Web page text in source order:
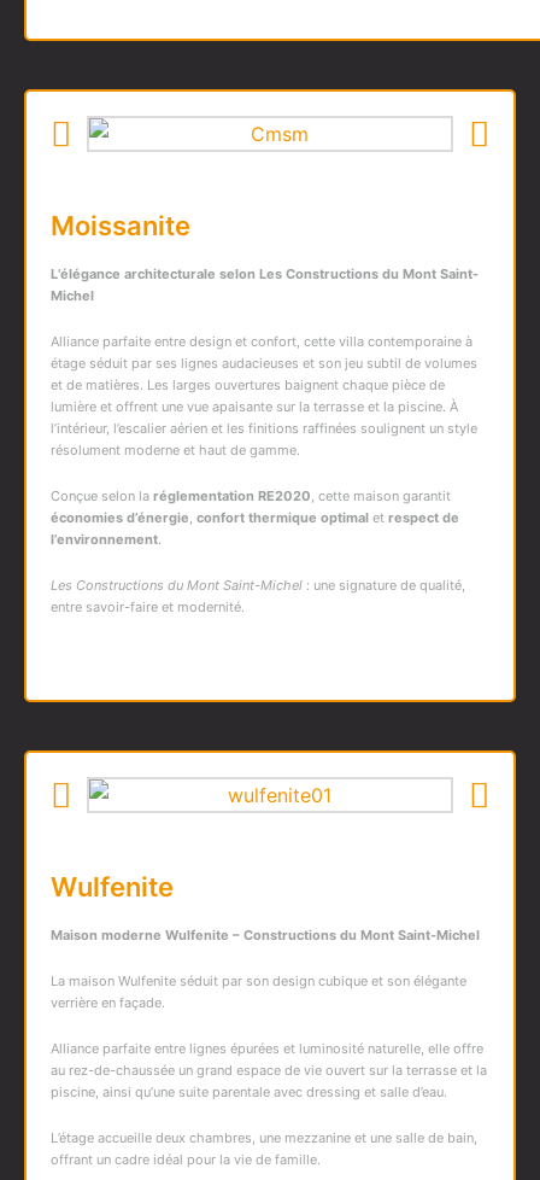
Moissanite
L’élégance architecturale selon Les Constructions du Mont Saint-
Michel
Alliance parfaite entre design et confort, cette villa contemporaine à
étage séduit par ses lignes audacieuses et son jeu subtil de volumes
et de matières. Les larges ouvertures baignent chaque pièce de
lumière et offrent une vue apaisante sur la terrasse et la piscine. À
l’intérieur, l’escalier aérien et les finitions raffinées soulignent un style
résolument moderne et haut de gamme.
Conçue selon la réglementation RE2020, cette maison garantit
économies d’énergie, confort thermique optimal et respect de
l’environnement.
Les Constructions du Mont Saint-Michel : une signature de qualité,
entre savoir-faire et modernité.
Wulfenite
Maison moderne Wulfenite – Constructions du Mont Saint-Michel
La maison Wulfenite séduit par son design cubique et son élégante
verrière en façade.
Alliance parfaite entre lignes épurées et luminosité naturelle, elle offre
au rez-de-chaussée un grand espace de vie ouvert sur la terrasse et la
piscine, ainsi qu’une suite parentale avec dressing et salle d’eau.
L’étage accueille deux chambres, une mezzanine et une salle de bain,
offrant un cadre idéal pour la vie de famille.